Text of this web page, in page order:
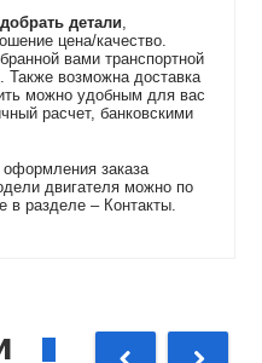
детали,
цена/качество.
вами транспортной
. Также возможна доставка
можно удобным для вас
расчет, банковскими
оформления заказа
двигателя можно по
в разделе – Контакты.